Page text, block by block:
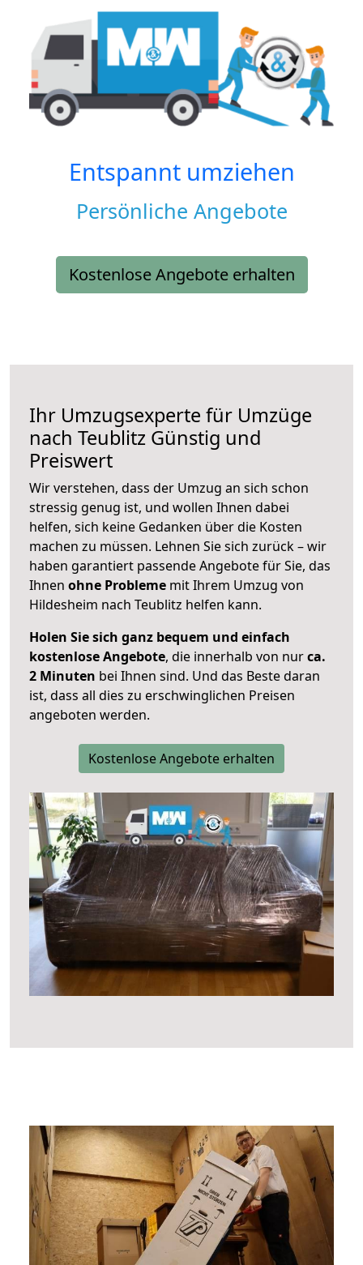
Entspannt umziehen
Persönliche Angebote
Kostenlose Angebote erhalten
Ihr Umzugsexperte für Umzüge
nach Teublitz Günstig und
Preiswert
Wir verstehen, dass der Umzug an sich schon
stressig genug ist, und wollen Ihnen dabei
helfen, sich keine Gedanken über die Kosten
machen zu müssen. Lehnen Sie sich zurück – wir
haben garantiert passende Angebote für Sie, das
Ihnen ohne Probleme mit Ihrem Umzug von
Hildesheim nach Teublitz helfen kann.
Holen Sie sich ganz bequem und einfach
kostenlose Angebote, die innerhalb von nurca.
2 Minuten bei Ihnen sind. Und das Beste daran
ist, dass all dies zu erschwinglichen Preisen
angeboten werden.
Kostenlose Angebote erhalten